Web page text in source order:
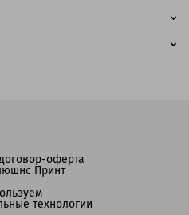
оферта
Принт
технологии